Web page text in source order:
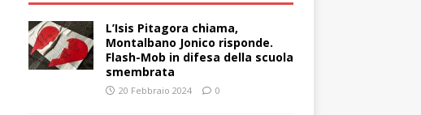
L’Isis Pitagora chiama,
Montalbano Jonico risponde.
Flash-Mob in difesa della scuola
smembrata
20 Febbraio 2024 0